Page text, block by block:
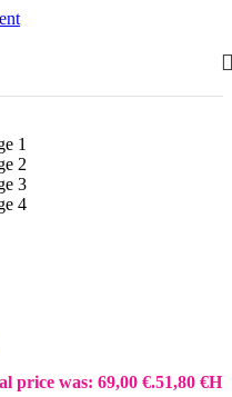
price was: 69,00 €.51,80 €Η